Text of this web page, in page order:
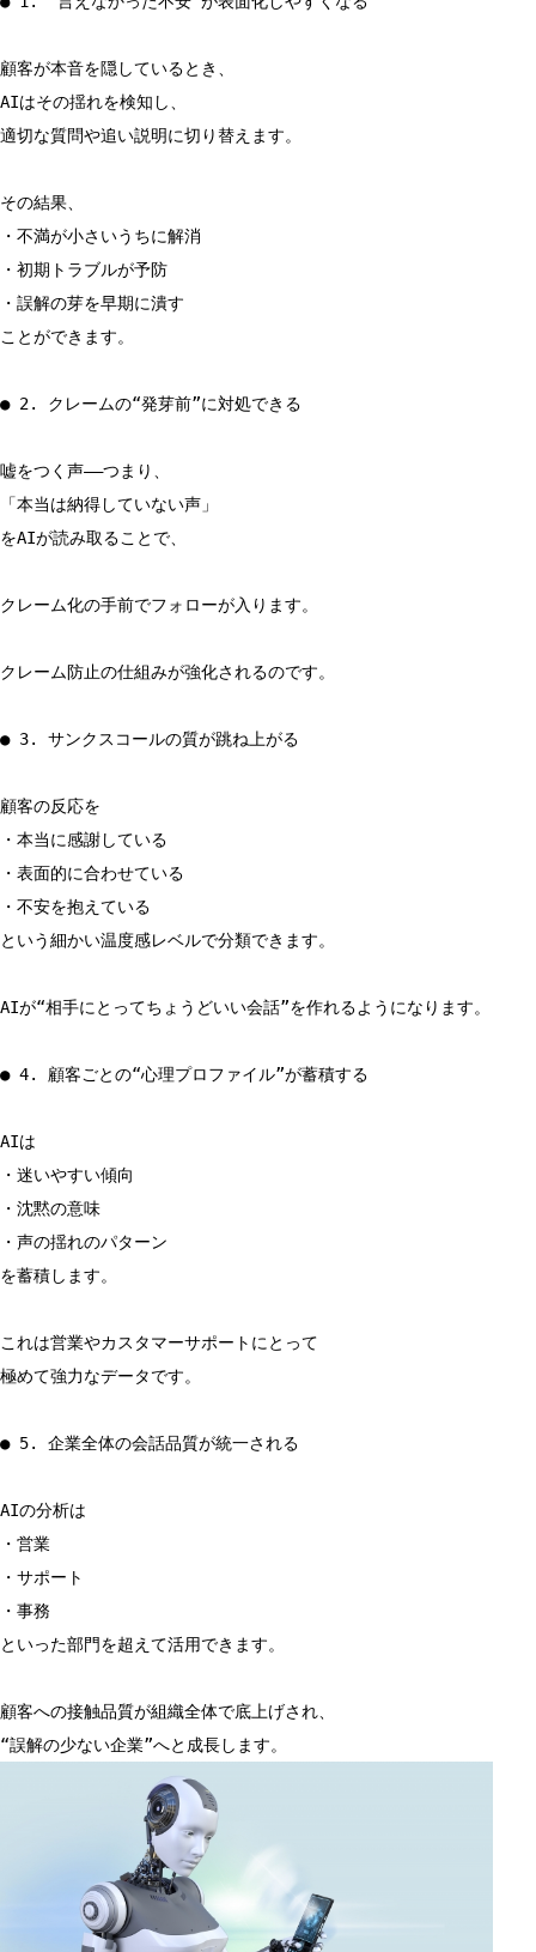
顧客が本音を隠しているとき、
AIはその揺れを検知し、
適切な質問や追い説明に切り替えます。
その結果、
・不満が小さいうちに解消
・初期トラブルが予防
・誤解の芽を早期に潰す
ことができます。
● 2. クレームの“発芽前”に対処できる
嘘をつく声――つまり、
「本当は納得していない声」
をAIが読み取ることで、
クレーム化の手前でフォローが入ります。
クレーム防止の仕組みが強化されるのです。
● 3. サンクスコールの質が跳ね上がる
顧客の反応を
・本当に感謝している
・表面的に合わせている
・不安を抱えている
という細かい温度感レベルで分類できます。
AIが“相手にとってちょうどいい会話”を作れるようになります。
● 4. 顧客ごとの“心理プロファイル”が蓄積する
AIは
・迷いやすい傾向
・沈黙の意味
・声の揺れのパターン
を蓄積します。
これは営業やカスタマーサポートにとって
極めて強力なデータです。
● 5. 企業全体の会話品質が統一される
AIの分析は
・営業
・サポート
・事務
といった部門を超えて活用できます。
顧客への接触品質が組織全体で底上げされ、
“誤解の少ない企業”へと成長します。